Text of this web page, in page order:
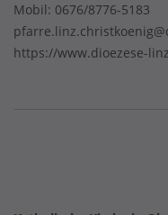
Mobil: 0676/8776-5183
https://www.dioezese-